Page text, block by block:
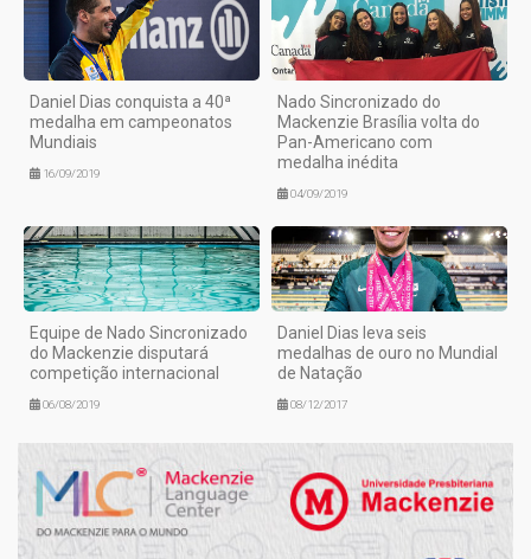
Daniel Dias conquista a 40ª
medalha em campeonatos
Mundiais
16/09/2019
Nado Sincronizado do
Mackenzie Brasília volta do
Pan-Americano com
medalha inédita
04/09/2019
Equipe de Nado Sincronizado
do Mackenzie disputará
competição internacional
06/08/2019
Daniel Dias leva seis
medalhas de ouro no Mundial
de Natação
08/12/2017